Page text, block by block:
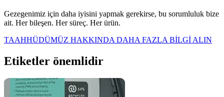
Gezegenimiz için daha iyisini yapmak gerekirse, bu sorumluluk bize
ait. Her bileşen. Her süreç. Her ürün.
TAAHHÜDÜMÜZ HAKKINDA DAHA FAZLA BİLGİ ALIN
Etiketler önemlidir